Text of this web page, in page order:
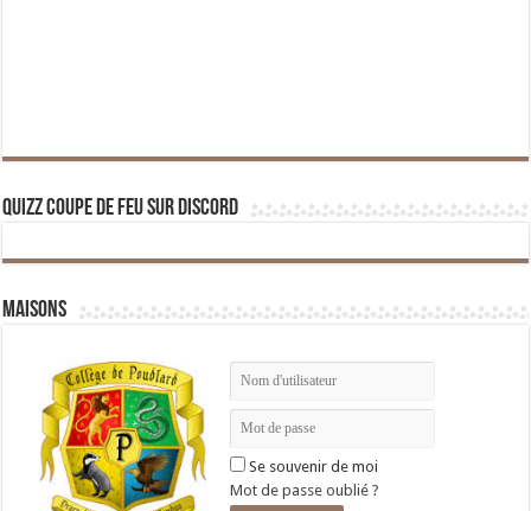
Quizz Coupe de Feu sur Discord
Maisons
Se souvenir de moi
Mot de passe oublié ?